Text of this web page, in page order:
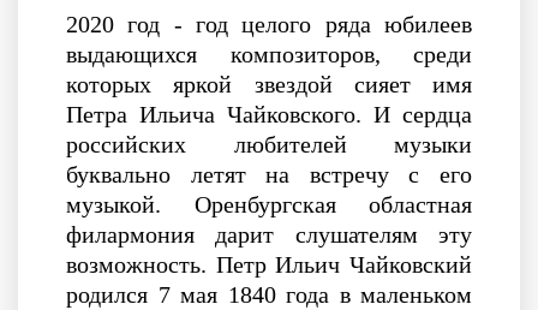
2020 год - год целого ряда юбилеев
выдающихся композиторов, среди
которых яркой звездой сияет имя
Петра Ильича Чайковского. И сердца
российских любителей музыки
буквально летят на встречу с его
музыкой. Оренбургская областная
филармония дарит слушателям эту
возможность. Петр Ильич Чайковский
родился 7 мая 1840 года в маленьком